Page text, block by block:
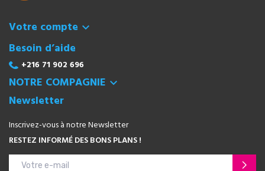
Votre compte 
Besoin d’aide
+216 71 902 696
NOTRE COMPAGNIE 
Newsletter
Inscrivez-vous à notre Newsletter
RESTEZ INFORMÉ DES BONS PLANS !